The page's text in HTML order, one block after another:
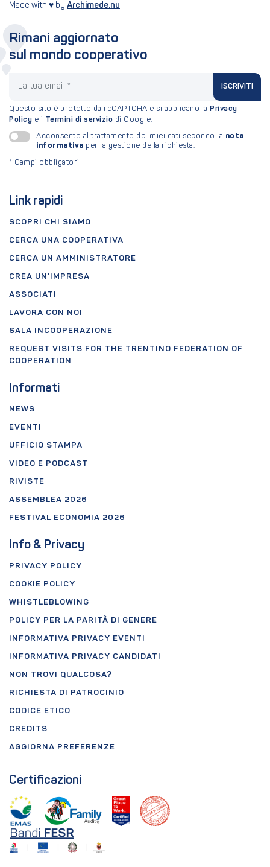
Made with ♥ by Archimede.nu
Link rapidi
SCOPRI CHI SIAMO
CERCA UNA COOPERATIVA
CERCA UN AMMINISTRATORE
CREA UN'IMPRESA
ASSOCIATI
LAVORA CON NOI
SALA INCOOPERAZIONE
REQUEST VISITS FOR THE TRENTINO FEDERATION OF
COOPERATION
Informati
NEWS
EVENTI
UFFICIO STAMPA
VIDEO E PODCAST
RIVISTE
ASSEMBLEA 2026
FESTIVAL ECONOMIA 2026
Info & Privacy
PRIVACY POLICY
COOKIE POLICY
WHISTLEBLOWING
POLICY PER LA PARITÀ DI GENERE
INFORMATIVA PRIVACY EVENTI
INFORMATIVA PRIVACY CANDIDATI
NON TROVI QUALCOSA?
RICHIESTA DI PATROCINIO
CODICE ETICO
CREDITS
AGGIORNA PREFERENZE
Certificazioni
Rimani aggiornato
sul mondo cooperativo
ISCRIVITI
Questo sito è protetto da reCAPTCHA e si applicano la Privacy
Policy e i Termini di servizio di Google.
Acconsento al trattamento dei miei dati secondo la nota
informativa per la gestione della richiesta.
* Campi obbligatori